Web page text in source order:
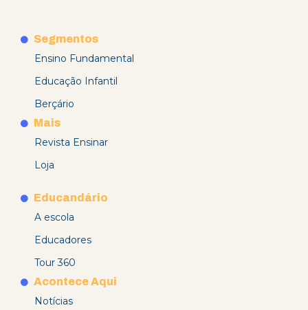
Segmentos
Ensino Fundamental
Educação Infantil
Berçário
Mais
Revista Ensinar
Loja
Educandário
A escola
Educadores
Tour 360
Acontece Aqui
Notícias